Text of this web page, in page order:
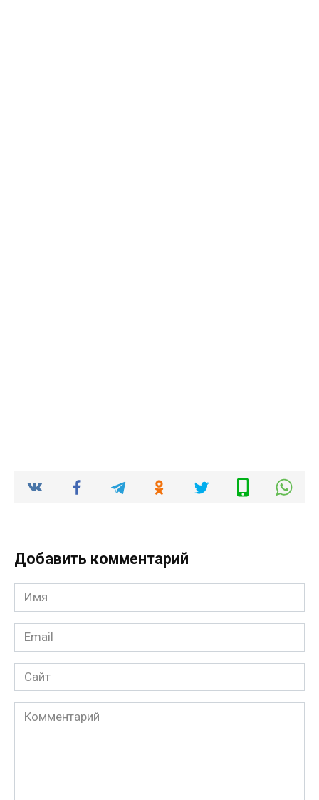
Добавить комментарий
Имя
*
Email
*
Сайт
Комментарий